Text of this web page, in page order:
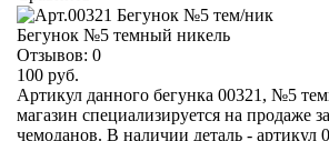
Бегунок №5 темный никель
Отзывов: 0
100 руб.
Артикул данного бегунка 00321, №5
магазин специализируется на продаже
чемоданов. В наличии деталь - артикул